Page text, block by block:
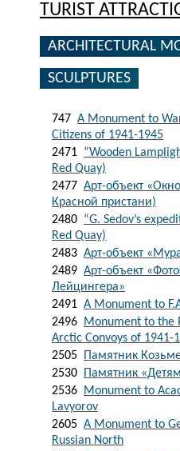
TURIST
ARCHITECTURAL
SCULPTURES
747 A Monument to
Citizens of 1941-1945
2471 “Wooden
Red Quay)
2477 Арт-объект
Красной пристани)
2480 “G. Sedov’s
Red Quay)
2483 Арт-объект
2489 Арт-объект
Лейцингера»
2491 A Monument to
2496
Monument to the
Arctic Convoys of 1941-
2505
Памятник
2530
Памятник
2536
Monument to
Lavyorov
2605 A Monument to
Russian North